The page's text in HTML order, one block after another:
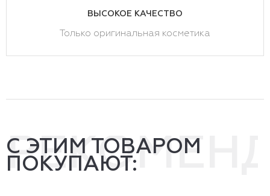
ВЫСОКОЕ КАЧЕСТВО
Только оригинальная косметика
С ЭТИМ ТОВАРОМ
ПОКУПАЮТ: